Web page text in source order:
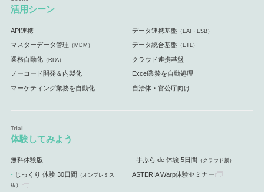
活用シーン
API連携 データ連携基盤 （EAI・ESB）
マスターデータ管理 （MDM） データ統合基盤 （ETL）
業務自動化（RPA） クラウド連携基盤
ノーコード開発＆内製化 Excel業務を自動処理
マーケティング業務を自動化 自治体・官公庁向け
体験してみよう
無料体験版 手ぶら de 体験 5日間 （クラウド版）
じっくり 体験 30日間 （オンプレミス
版）
ASTERIA Warp体験セミナー